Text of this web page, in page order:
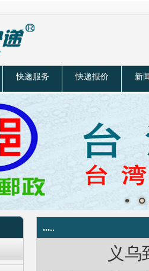
快递服务 快递报价 新
.....
义